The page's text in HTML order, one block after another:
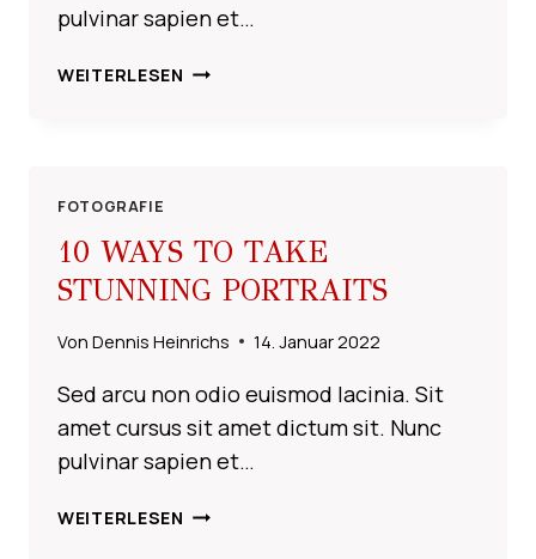
pulvinar sapien et…
WEITERLESEN 7
FOTOGRAFIE
10 WAYS TO TAKE
STUNNING PORTRAITS
Von Dennis Heinrichs 14. Januar 2022
Sed arcu non odio euismod lacinia. Sit
amet cursus sit amet dictum sit. Nunc
pulvinar sapien et…
WEITERLESEN 10